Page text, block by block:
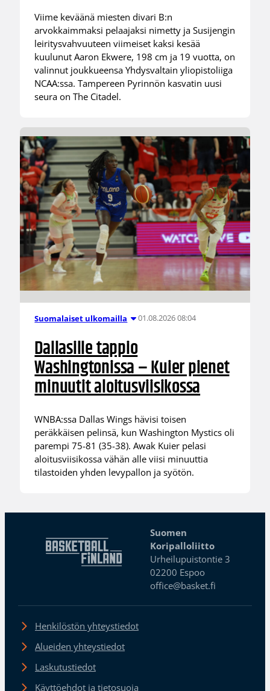
Viime keväänä miesten divari B:n
arvokkaimmaksi pelaajaksi nimetty ja Susijengin
leiritysvahvuuteen viimeiset kaksi kesää
kuulunut Aaron Ekwere, 198 cm ja 19 vuotta, on
valinnut joukkueensa Yhdysvaltain yliopistoliiga
NCAA:ssa. Tampereen Pyrinnön kasvatin uusi
seura on The Citadel.
Suomalaiset ulkomailla 01.08.2026 08:04
Dallasille tappio
Washingtonissa – Kuier pienet
minuutit aloitusviisikossa
WNBA:ssa Dallas Wings hävisi toisen
peräkkäisen pelinsä, kun Washington Mystics oli
parempi 75-81 (35-38). Awak Kuier pelasi
aloitusviisikossa vähän alle viisi minuuttia
tilastoiden yhden levypallon ja syötön.
Suomen
Koripalloliitto
Urheilupuistontie 3
02200 Espoo
office@basket.fi
Henkilöstön yhteystiedot
Alueiden yhteystiedot
Laskutustiedot
Käyttöehdot ja tietosuoja